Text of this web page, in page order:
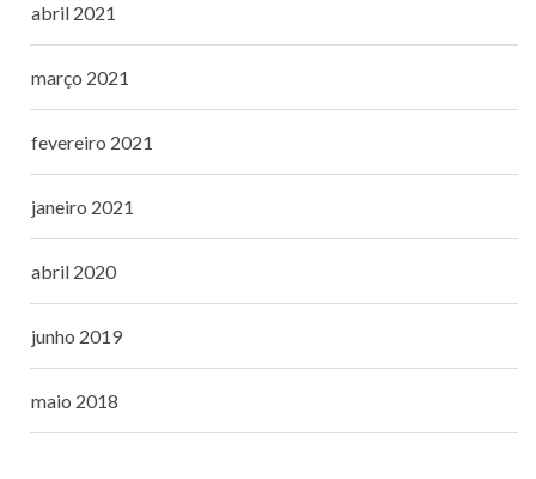
abril 2021
março 2021
fevereiro 2021
janeiro 2021
abril 2020
junho 2019
maio 2018